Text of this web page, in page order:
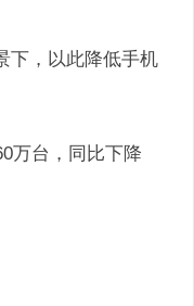
下，以此降低手机
万台，同比下降